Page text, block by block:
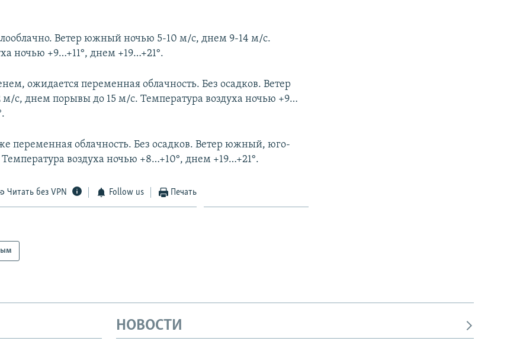
Ветер южный ночью 5-10 м/с, днем 9-14 м/с.
ночью +9…+11°, днем +19…+21°.
ожидается переменная облачность. Без осадков. Ветер
с, днем порывы до 15 м/с. Температура воздуха ночью +9…
переменная облачность. Без осадков. Ветер южный, юго-
воздуха ночью +8…+10°, днем +19…+21°.
Читать без VPN Follow us Печать
НОВОСТИ